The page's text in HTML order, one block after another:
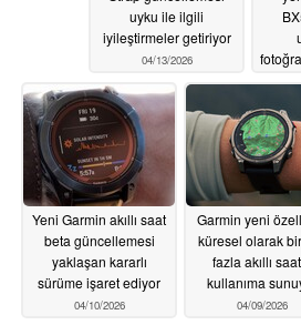
uyku ile ilgili
iyileştirmeler getiriyor
04/13/2026
Yeni Garmin akıllı saat
beta güncellemesi
yaklaşan kararlı
sürüme işaret ediyor
04/10/2026
Garmin yeni
küresel olarak
fazla akıllı
kullanıma
04/09/2026